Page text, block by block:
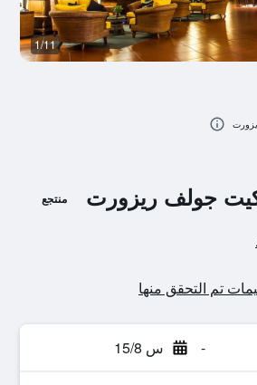
جولف ريزورت منتجع
- س 15/8
1/11